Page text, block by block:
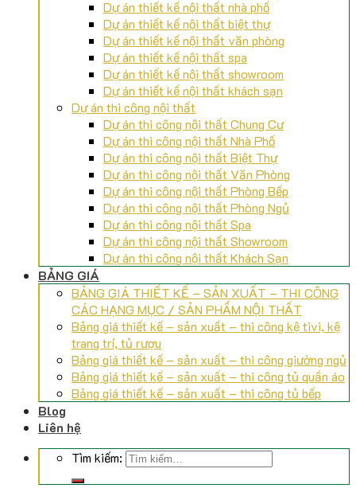
Dự án thiết kế nội thất nhà phố
Dự án thiết kế nội thất biệt thự
Dự án thiết kế nội thất văn phòng
Dự án thiết kế nội thất spa
Dự án thiết kế nội thất showroom
Dự án thiết kế nội thất khách sạn
Dự án thi công nội thất
Dự án thi công nội thất Chung Cư
Dự án thi công nội thất Nhà Phố
Dự án thi công nội thất Biệt Thự
Dự án thi công nội thất Văn Phòng
Dự án thi công nội thất Phòng Bếp
Dự án thi công nội thất Phòng Ngủ
Dự án thi công nội thất Spa
Dự án thi công nội thất Showroom
Dự án thi công nội thất Khách Sạn
BẢNG GIÁ
BẢNG GIÁ THIẾT KẾ – SẢN XUẤT – THI CÔNG
CÁC HẠNG MỤC / SẢN PHẨM NỘI THẤT
Bảng giá thiết kế – sản xuất – thi công kệ tivi, kệ
trang trí, tủ rượu
Bảng giá thiết kế – sản xuất – thi công giường ngủ
Bảng giá thiết kế – sản xuất – thi công tủ quần áo
Bảng giá thiết kế – sản xuất – thi công tủ bếp
Blog
Liên hệ
Tìm kiếm: